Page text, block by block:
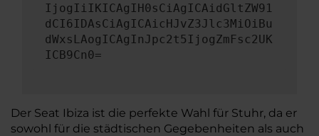
IjogIiIKICAgIH0sCiAgICAidGltZW91
dCI6IDAsCiAgICAicHJvZ3Jlc3MiOiBu
dWxsLAogICAgInJpc2t5IjogZmFsc2UK
ICB9Cn0=
Der Seat Ibiza ist die perfekte Wahl für Stuhr, da er
sowohl für die städtischen Gegebenheiten als auch